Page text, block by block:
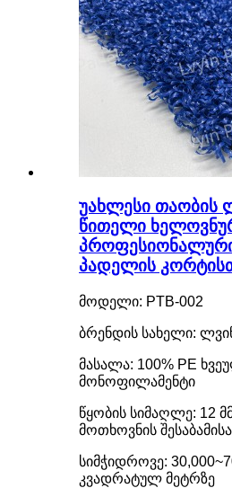
უახლესი თაობის
წითელი
პადელის
მოდელი: PTB-002
ბრენდის სახელი:
მასალა: 100% PE
მონოფილამენტი
წყობის სიმაღლე: 12
მოთხოვნის
სიმჭიდროვე:
კვადრატულ მეტრზე